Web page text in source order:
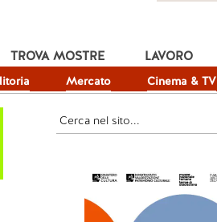
Mercato Cinema & TV
TROVA MOSTRE LAVORO